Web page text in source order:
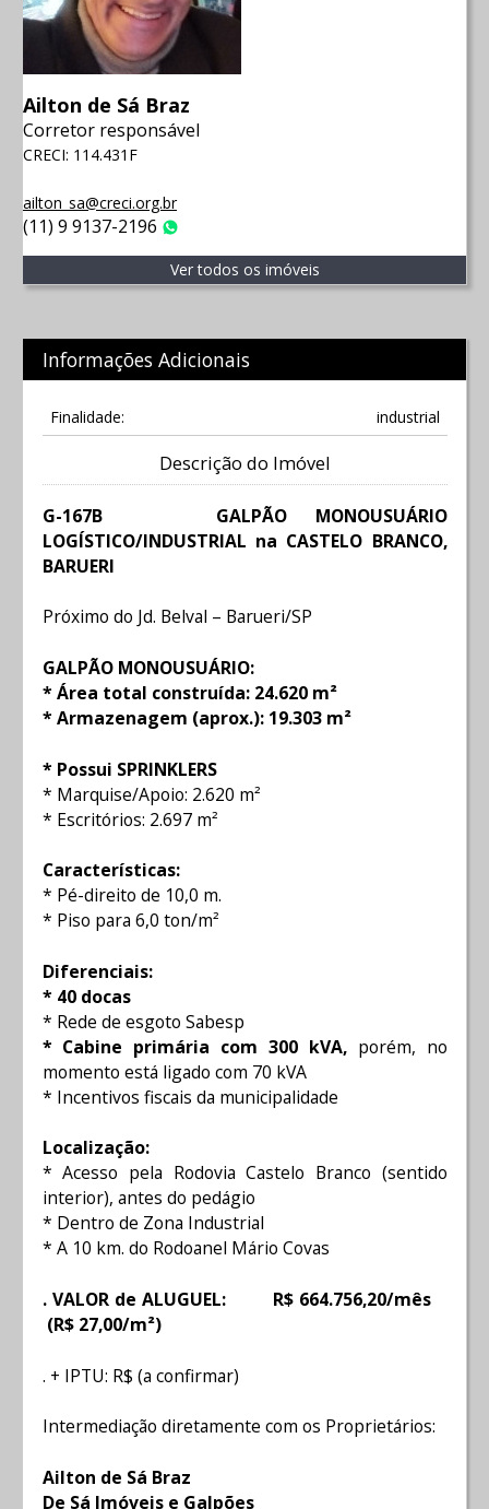
Ailton de Sá Braz
Corretor responsável
CRECI: 114.431F
ailton_sa@creci.org.br
(11) 9 9137-2196
Ver todos os imóveis
Informações Adicionais
Finalidade: industrial
Descrição do Imóvel
G-167B GALPÃO MONOUSUÁRIO
LOGÍSTICO/INDUSTRIAL na CASTELO BRANCO,
BARUERI
Próximo do Jd. Belval – Barueri/SP
GALPÃO MONOUSUÁRIO:
* Área total construída: 24.620 m²
* Armazenagem (aprox.): 19.303 m²
* Possui SPRINKLERS
* Marquise/Apoio: 2.620 m²
* Escritórios: 2.697 m²
Características:
* Pé-direito de 10,0 m.
* Piso para 6,0 ton/m²
Diferenciais:
* 40 docas
* Rede de esgoto Sabesp
* Cabine primária com 300 kVA,porém, no
momento está ligado com 70 kVA
* Incentivos fiscais da municipalidade
Localização:
* Acesso pela Rodovia Castelo Branco (sentido
interior), antes do pedágio
* Dentro de Zona Industrial
* A 10 km. do Rodoanel Mário Covas
. VALOR de ALUGUEL: R$ 664.756,20/mês
(R$ 27,00/m²)
. + IPTU: R$ (a confirmar)
Intermediação diretamente com os Proprietários:
Ailton de Sá Braz
De Sá Imóveis e Galpões